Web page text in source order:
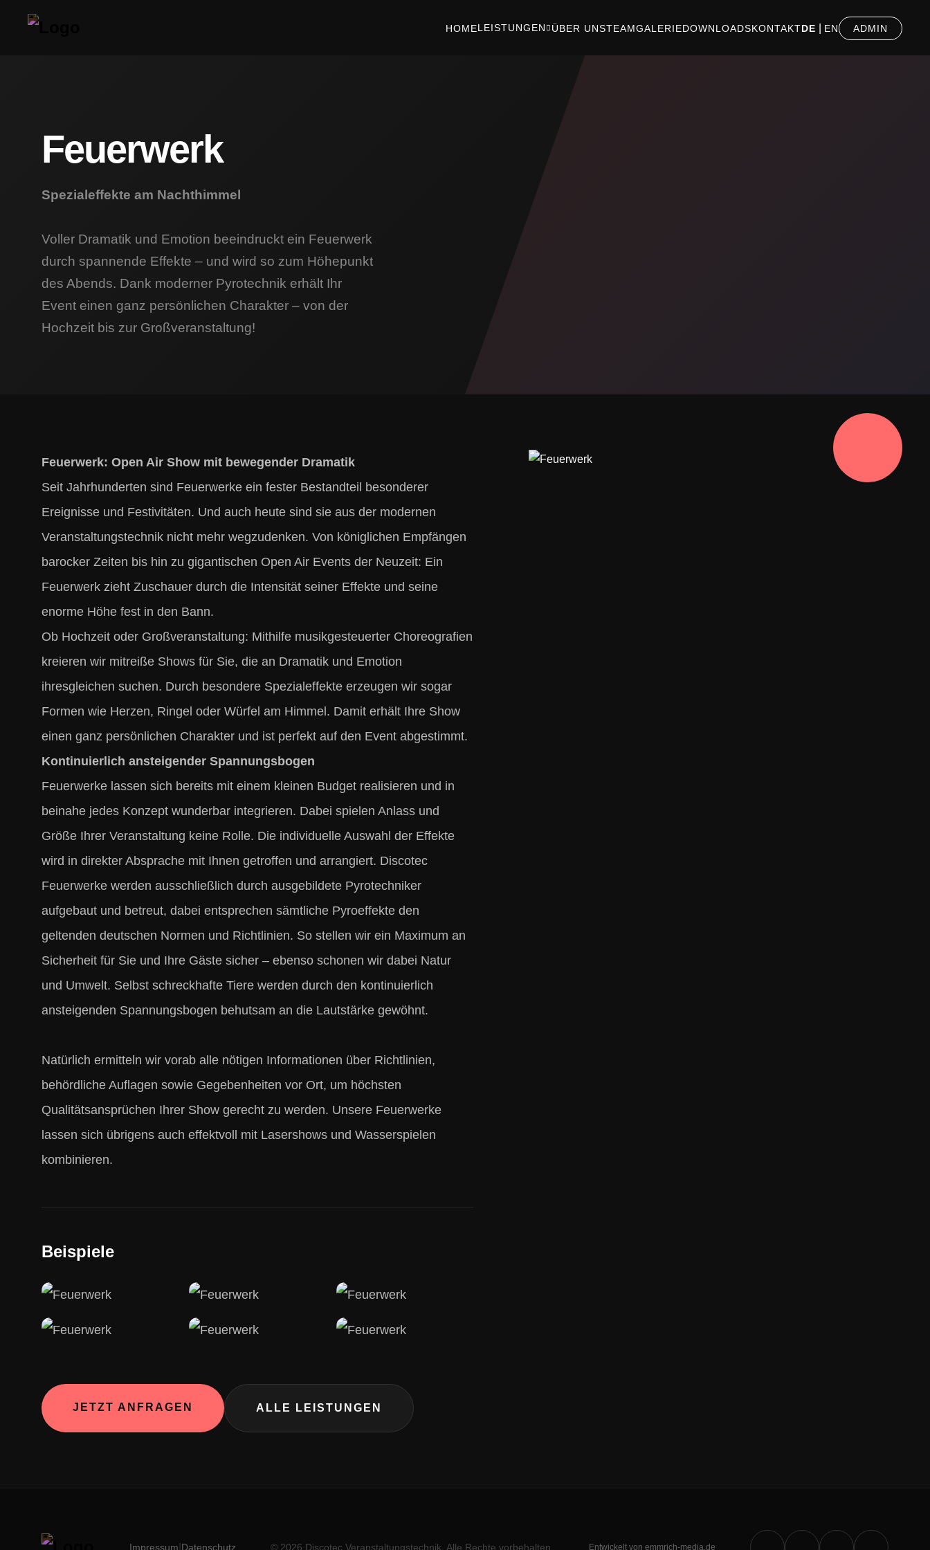
HOMELEISTUNGEN ÜBER UNSTEAMGALERIEDOWNLOADSKONTAKTDE EN ADMIN
Feuerwerk
Spezialeffekte am Nachthimmel
Voller Dramatik und Emotion beeindruckt ein Feuerwerk
durch spannende Effekte – und wird so zum Höhepunkt
des Abends. Dank moderner Pyrotechnik erhält Ihr
Event einen ganz persönlichen Charakter – von der
Hochzeit bis zur Großveranstaltung!
Feuerwerk: Open Air Show mit bewegender Dramatik
Seit Jahrhunderten sind Feuerwerke ein fester Bestandteil besonderer
Ereignisse und Festivitäten. Und auch heute sind sie aus der modernen
Veranstaltungstechnik nicht mehr wegzudenken. Von königlichen Empfängen
barocker Zeiten bis hin zu gigantischen Open Air Events der Neuzeit: Ein
Feuerwerk zieht Zuschauer durch die Intensität seiner Effekte und seine
enorme Höhe fest in den Bann.
Ob Hochzeit oder Großveranstaltung: Mithilfe musikgesteuerter Choreografien
kreieren wir mitreiße Shows für Sie, die an Dramatik und Emotion
ihresgleichen suchen. Durch besondere Spezialeffekte erzeugen wir sogar
Formen wie Herzen, Ringel oder Würfel am Himmel. Damit erhält Ihre Show
einen ganz persönlichen Charakter und ist perfekt auf den Event abgestimmt.
Kontinuierlich ansteigender Spannungsbogen
Feuerwerke lassen sich bereits mit einem kleinen Budget realisieren und in
beinahe jedes Konzept wunderbar integrieren. Dabei spielen Anlass und
Größe Ihrer Veranstaltung keine Rolle. Die individuelle Auswahl der Effekte
wird in direkter Absprache mit Ihnen getroffen und arrangiert. Discotec
Feuerwerke werden ausschließlich durch ausgebildete Pyrotechniker
aufgebaut und betreut, dabei entsprechen sämtliche Pyroeffekte den
geltenden deutschen Normen und Richtlinien. So stellen wir ein Maximum an
Sicherheit für Sie und Ihre Gäste sicher – ebenso schonen wir dabei Natur
und Umwelt. Selbst schreckhafte Tiere werden durch den kontinuierlich
ansteigenden Spannungsbogen behutsam an die Lautstärke gewöhnt.
Natürlich ermitteln wir vorab alle nötigen Informationen über Richtlinien,
behördliche Auflagen sowie Gegebenheiten vor Ort, um höchsten
Qualitätsansprüchen Ihrer Show gerecht zu werden. Unsere Feuerwerke
lassen sich übrigens auch effektvoll mit Lasershows und Wasserspielen
kombinieren.
Beispiele
JETZT ANFRAGEN ALLE LEISTUNGEN
Impressum Datenschutz © 2026 Discotec Veranstaltungstechnik. Alle Rechte vorbehalten. Entwickelt von emmrich-media.de